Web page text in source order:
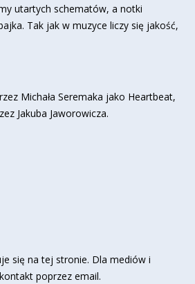
utartych schematów, a notki
Tak jak w muzyce liczy się jakość,
Michała Seremaka jako Heartbeat,
Jakuba Jaworowicza.
się na tej stronie. Dla mediów i
poprzez email.